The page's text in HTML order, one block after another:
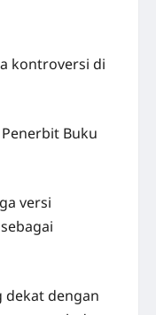
kontroversi di
Buku
versi
dekat dengan